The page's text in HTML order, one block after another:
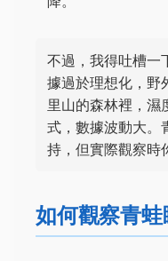
不過，我得吐槽一
據過於理想化，野
里山的森林裡，濕
式，數據波動大。
持，但實際觀察時
如何觀察青